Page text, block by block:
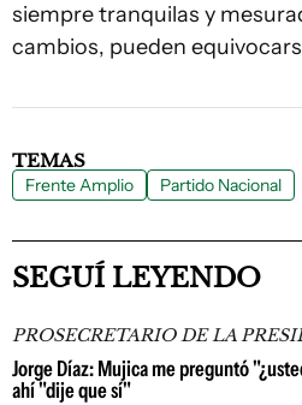
siempre tranquilas y
cambios, pueden
TEMAS
Frente Amplio Partido Nacional
SEGUÍ LEYENDO
PROSECRETARIO DE LA
Jorge Díaz: Mujica me preguntó
ahí "dije que sí"